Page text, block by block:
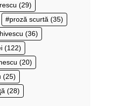
(29)
proză scurtă (35)
(36)
(122)
(20)
(25)
(28)